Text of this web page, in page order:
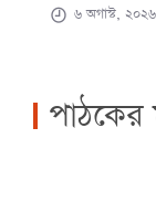
৬ অগাস্ট, ২০২৬
পাঠকের